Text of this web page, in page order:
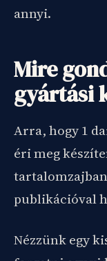
annyi.
Mire
gyártási
Arra, hogy 1
éri meg
publikációval
Nézzünk egy